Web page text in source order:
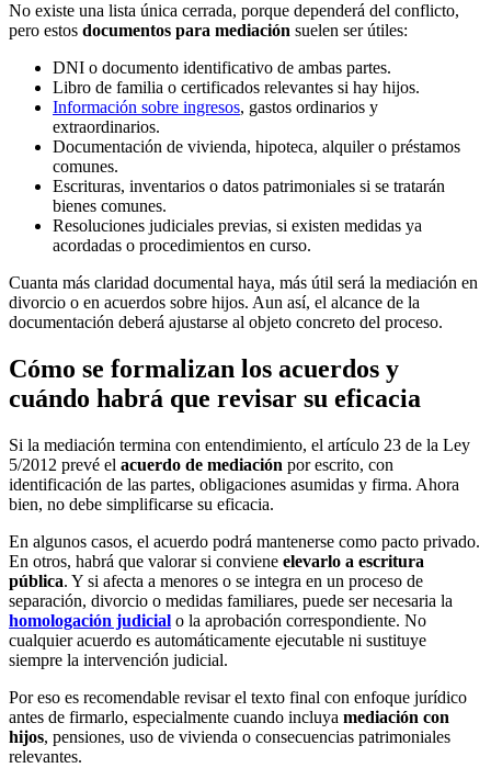
No existe una lista única cerrada, porque dependerá del conflicto,
pero estos documentos para mediación suelen ser útiles:
DNI o documento identificativo de ambas partes.
Libro de familia o certificados relevantes si hay hijos.
Información sobre ingresos, gastos ordinarios y
extraordinarios.
Documentación de vivienda, hipoteca, alquiler o préstamos
comunes.
Escrituras, inventarios o datos patrimoniales si se tratarán
bienes comunes.
Resoluciones judiciales previas, si existen medidas ya
acordadas o procedimientos en curso.
Cuanta más claridad documental haya, más útil será la mediación en
divorcio o en acuerdos sobre hijos. Aun así, el alcance de la
documentación deberá ajustarse al objeto concreto del proceso.
Cómo se formalizan los acuerdos y
cuándo habrá que revisar su eficacia
Si la mediación termina con entendimiento, el artículo 23 de la Ley
5/2012 prevé el acuerdo de mediación por escrito, con
identificación de las partes, obligaciones asumidas y firma. Ahora
bien, no debe simplificarse su eficacia.
En algunos casos, el acuerdo podrá mantenerse como pacto privado.
En otros, habrá que valorar si conviene elevarlo a escritura
pública. Y si afecta a menores o se integra en un proceso de
separación, divorcio o medidas familiares, puede ser necesaria la
homologación judicial o la aprobación correspondiente. No
cualquier acuerdo es automáticamente ejecutable ni sustituye
siempre la intervención judicial.
Por eso es recomendable revisar el texto final con enfoque jurídico
antes de firmarlo, especialmente cuando incluya mediación con
hijos, pensiones, uso de vivienda o consecuencias patrimoniales
relevantes.